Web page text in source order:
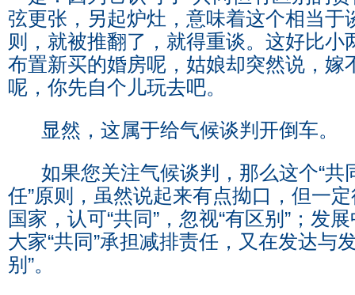
弦更张，另起炉灶，意味着这个相当于
则，就被推翻了，就得重谈。这好比小
布置新买的婚房呢，姑娘却突然说，嫁
呢，你先自个儿玩去吧。
显然，这属于给气候谈判开倒车。
如果您关注气候谈判，那么这个“共
任”原则，虽然说起来有点拗口，但一
国家，认可“共同”，忽视“有区别”；发
大家“共同”承担减排责任，又在发达与
别”。